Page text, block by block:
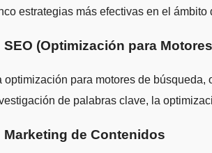
estrategias más efectivas en el ámbito
SEO (Optimización para
optimización para motores de
de palabras clave, la
Marketing de Contenidos